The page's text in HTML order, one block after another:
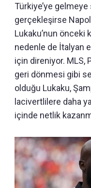
Türkiye’ye gelmeye
gerçekleşirse
Lukaku’nun önceki
nedenle de İtalyan
için direniyor. MLS,
geri dönmesi gibi
olduğu Lukaku,
lacivertlilere daha
içinde netlik